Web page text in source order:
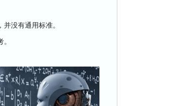
没有通用标准。